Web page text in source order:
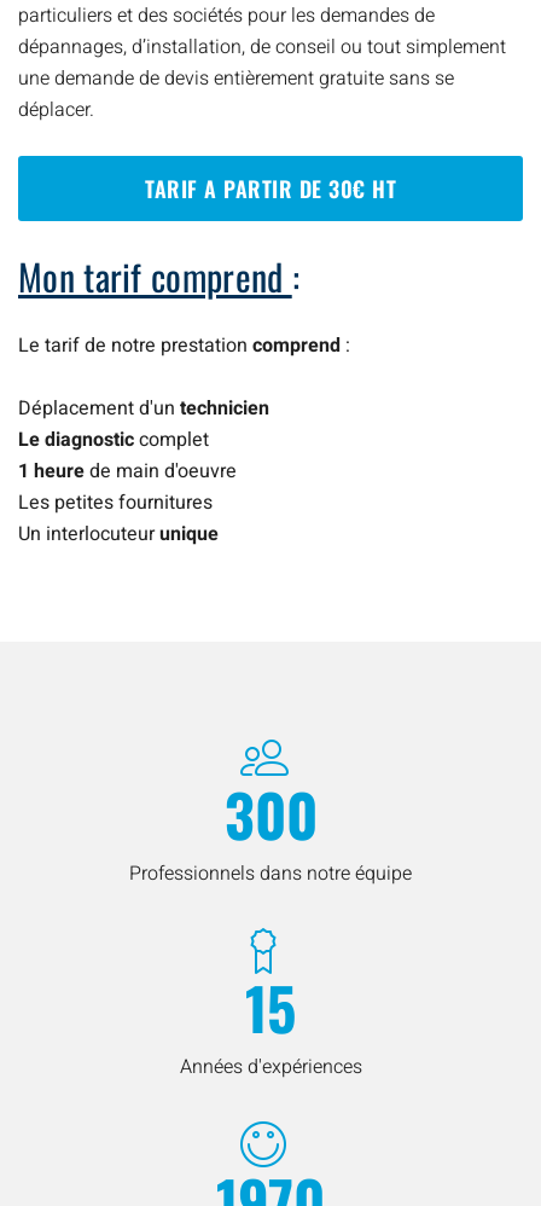
particuliers et des sociétés pour les demandes de
dépannages, d’installation, de conseil ou tout simplement
une demande de devis entièrement gratuite sans se
déplacer.
TARIF A PARTIR DE 30€ HT
Mon tarif comprend :
Le tarif de notre prestation comprend :
Déplacement d'un technicien
Le diagnosticcomplet
1 heurede main d'oeuvre
Les petites fournitures
Un interlocuteurunique
300
Professionnels dans notre équipe
15
Années d'expériences